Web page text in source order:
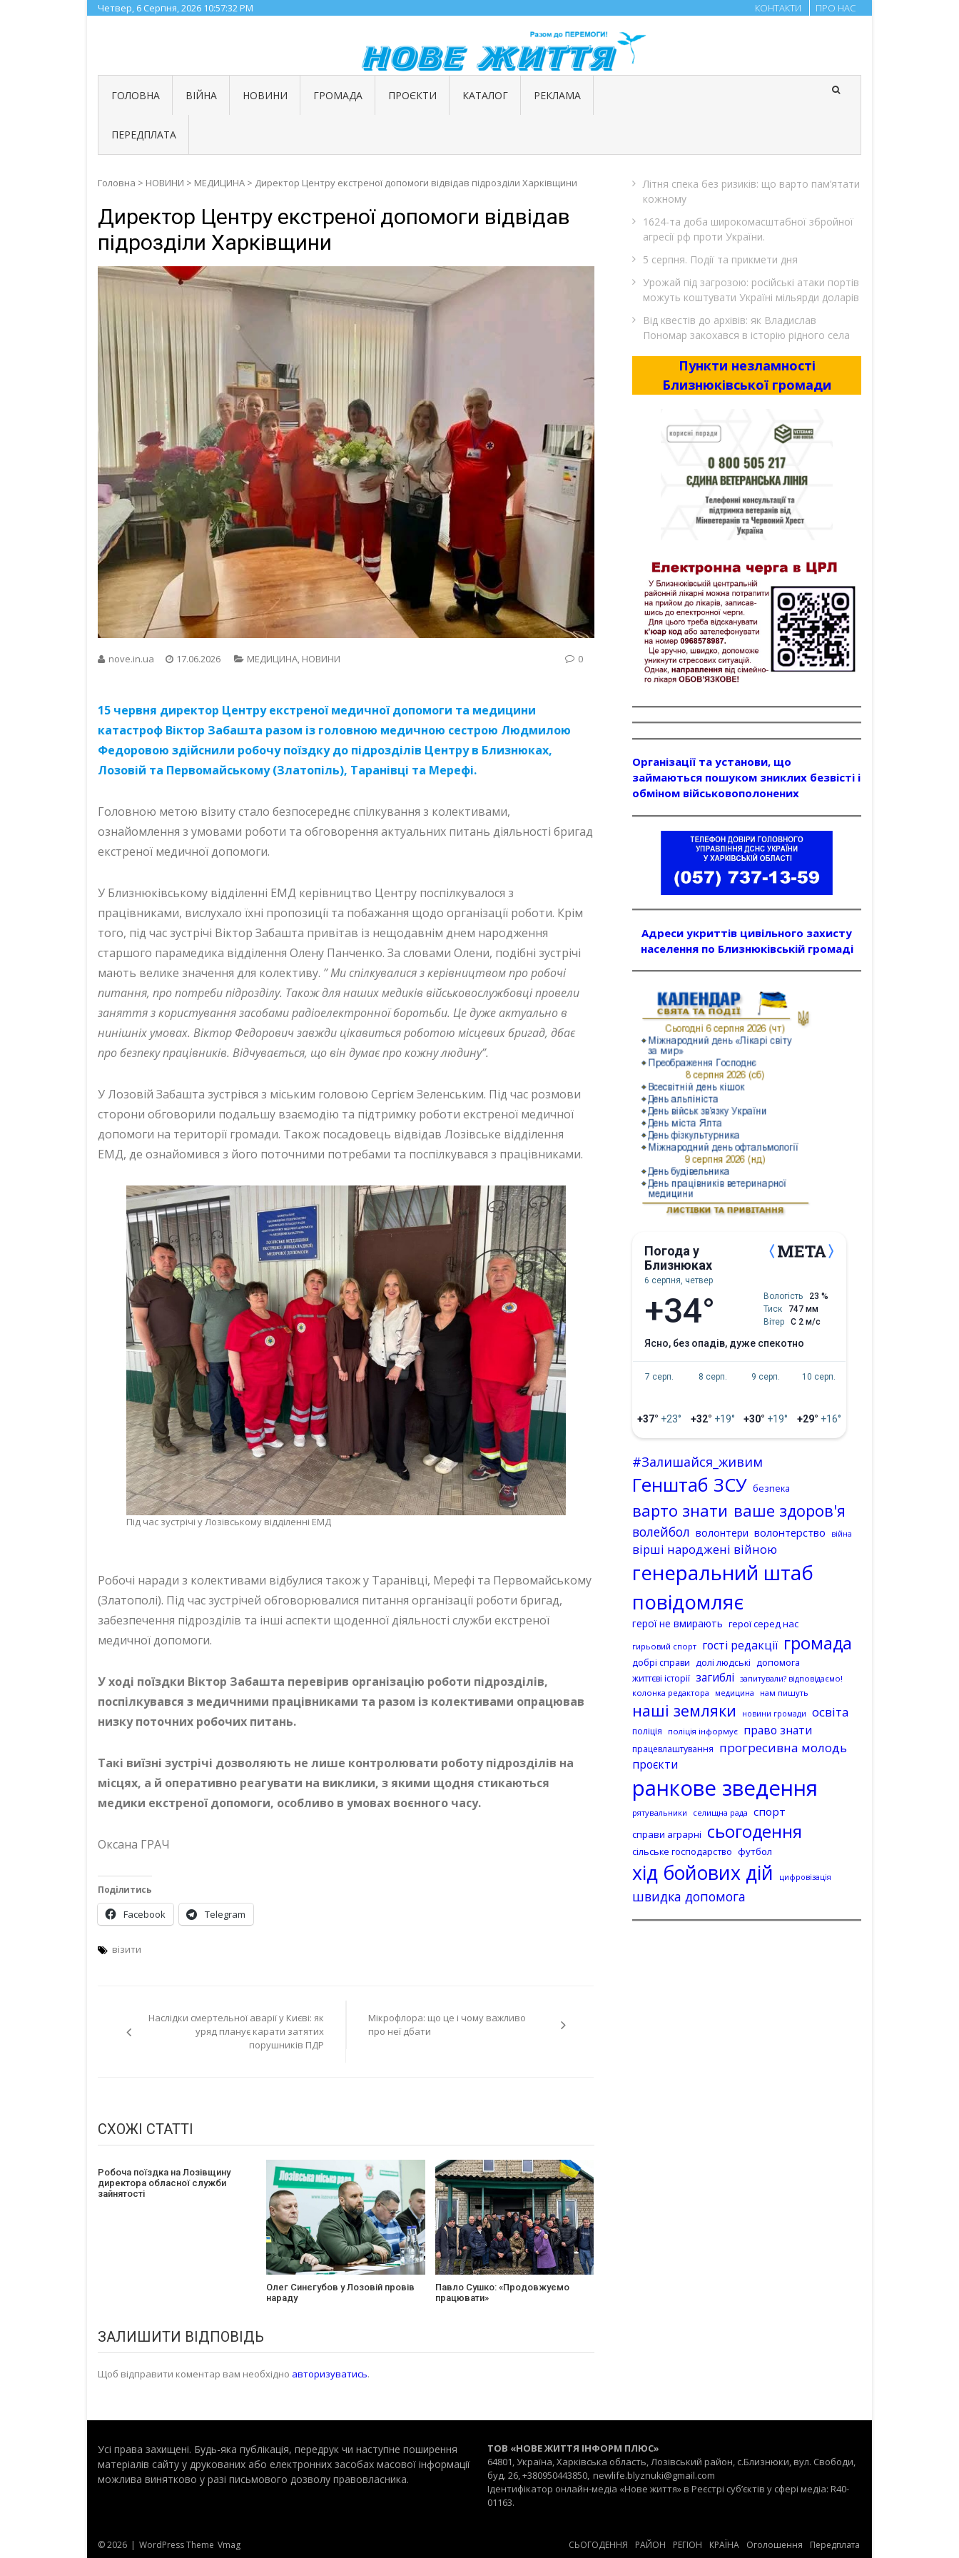
Skip
to
Четвер, 6 Серпня, 2026 10:57:33 PM КОНТАКТИ ПРО НАС
ГОЛОВНА ВІЙНА НОВИНИ ГРОМАДА ПРОЄКТИ КАТАЛОГ РЕКЛАМА
ПЕРЕДПЛАТА
Головна > НОВИНИ > МЕДИЦИНА > Директор Центру екстреної допомоги відвідав підрозділи Харківщини
Директор Центру екстреної допомоги відвідав
підрозділи Харківщини
nove.in.ua 17.06.2026 МЕДИЦИНА, НОВИНИ 0
15 червня директор Центру екстреної медичної допомоги та медицини
катастроф Віктор Забашта разом із головною медичною сестрою Людмилою
Федоровою здійснили робочу поїздку до підрозділів Центру в Близнюках,
Лозовій та Первомайському (Златопіль), Таранівці та Мерефі.
Головною метою візиту стало безпосереднє спілкування з колективами,
ознайомлення з умовами роботи та обговорення актуальних питань діяльності бригад
екстреної медичної допомоги.
У Близнюківському відділенні ЕМД керівництво Центру поспілкувалося з
працівниками, вислухало їхні пропозиції та побажання щодо організації роботи. Крім
того, під час зустрічі Віктор Забашта привітав із нещодавнім днем народження
старшого парамедика відділення Олену Панченко. За словами Олени, подібні зустрічі
мають велике значення для колективу. ” Ми спілкувалися з керівництвом про робочі
питання, про потреби підрозділу. Також для наших медиків військовослужбовці провели
заняття з користування засобами радіоелектронної боротьби. Це дуже актуально в
нинішніх умовах. Віктор Федорович завжди цікавиться роботою місцевих бригад, дбає
про безпеку працівників. Відчувається, що він думає про кожну людину”.
У Лозовій Забашта зустрівся з міським головою Сергієм Зеленським. Під час розмови
сторони обговорили подальшу взаємодію та підтримку роботи екстреної медичної
допомоги на території громади. Також посадовець відвідав Лозівське відділення
ЕМД, де ознайомився з його поточними потребами та поспілкувався з працівниками.
Під час зустрічі у Лозівському відділенні ЕМД
Робочі наради з колективами відбулися також у Таранівці, Мерефі та Первомайському
(Златополі). Під час зустрічей обговорювалися питання організації роботи бригад,
забезпечення підрозділів та інші аспекти щоденної діяльності служби екстреної
медичної допомоги.
У ході поїздки Віктор Забашта перевірив організацію роботи підрозділів,
поспілкувався з медичними працівниками та разом із колективами опрацював
низку поточних робочих питань.
Такі виїзні зустрічі дозволяють не лише контролювати роботу підрозділів на
місцях, а й оперативно реагувати на виклики, з якими щодня стикаються
медики екстреної допомоги, особливо в умовах воєнного часу.
Оксана ГРАЧ
Поділитись
Facebook Telegram
візити
записів
Наслідки смертельної аварії у Києві: як
уряд планує карати затятих
порушників ПДР
Мікрофлора: що це і чому важливо
про неї дбати
СХОЖІ СТАТТІ
Робоча поїздка на Лозівщину
директора обласної служби
зайнятості
Олег Синєгубов у Лозовій провів
нараду
Павло Cушко: «Продовжуємо
працювати»
ЗАЛИШИТИ ВІДПОВІДЬ
Щоб відправити коментар вам необхідно авторизуватись.
Літня спека без ризиків: що варто пам’ятати
кожному
1624-та доба широкомасштабної збройної
агресії рф проти України.
5 серпня. Події та прикмети дня
Урожай під загрозою: російські атаки портів
можуть коштувати Україні мільярди доларів
Від квестів до архівів: як Владислав
Пономар закохався в історію рідного села
Пункти незламності
Близнюківської громади
Організації та установи, що
займаються пошуком зниклих безвісті і
обміном військовополонених
Адреси укриттів цивільного захисту
населення по Близнюківській громаді
Погода у
Близнюках
6 серпня, четвер
+34° Вологість
23 %
Тиск
747 мм
Вітер
С 2 м/с
ясно, без опадів, дуже спекотно
7 серп.
+37° +23°
8 серп.
+32° +19°
9 серп.
+30° +19°
10 серп.
+29° +16°
#Залишайся_живим
Генштаб ЗСУ безпека
варто знати ваше здоров'я
волейбол волонтери волонтерство війна
вірші народжені війною
генеральний штаб
повідомляє
герої не вмирають герої серед нас
гирьовий спорт гості редакції громада
добрі справи долі людські допомога
життєві історії загиблі запитували? відповідаємо!
колонка редактора
медицина нам пишуть
наші земляки новини громади освіта
поліція поліція інформує право знати
працевлаштування прогресивна молодь
проєкти
ранкове зведення
рятувальники селищна рада спорт
справи аграрні сьогодення
сільське господарство футбол
хід бойових дій цифровізація
швидка допомога
Усі права захищені. Будь-яка публiкацiя, передрук чи наступне поширення
матеріалів сайту у друкованих або електронних засобах масової інформації
можлива винятково у разі письмового дозволу правовласника.
ТОВ «НОВЕ ЖИТТЯ ІНФОРМ ПЛЮС»
64801, Україна, Харківська область, Лозівський район, с.Близнюки, вул. Свободи,
буд. 26, +380950443850, newlife.blyznuki@gmail.com
Ідентифікатор онлайн-медіа «Нове життя» в Реєстрі суб’єктів у сфері медіа: R40-
01163.
© 2026 | WordPress Theme Vmag СЬОГОДЕННЯ РАЙОН РЕГІОН КРАЇНА Оголошення Передплата